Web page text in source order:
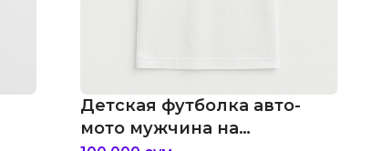
Детская футболка авто-
мото мужчина на